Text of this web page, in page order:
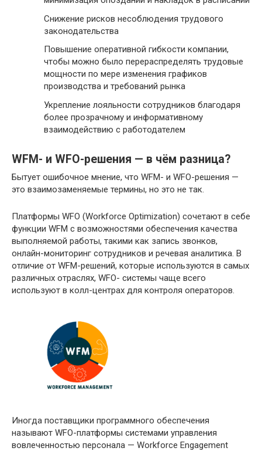
Снижение рисков несоблюдения трудового
законодательства
Повышение оперативной гибкости компании,
чтобы можно было перераспределять трудовые
мощности по мере изменения графиков
производства и требований рынка
Укрепление лояльности сотрудников благодаря
более прозрачному и информативному
взаимодействию с работодателем
WFM- и WFO-решения — в чём разница?
Бытует ошибочное мнение, что WFM- и WFO-решения —
это взаимозаменяемые термины, но это не так.
Платформы WFO (Workforce Optimization) сочетают в себе
функции WFM с возможностями обеспечения качества
выполняемой работы, такими как запись звонков,
онлайн-мониторинг сотрудников и речевая аналитика. В
отличие от WFM-решений, которые используются в самых
различных отраслях, WFO- системы чаще всего
используют в колл-центрах для контроля операторов.
Иногда поставщики программного обеспечения
называют WFO-платформы системами управления
вовлеченностью персонала — Workforce Engagement